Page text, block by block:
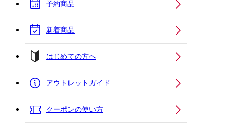
予約商品
新着商品
はじめての方へ
アウトレットガイド
クーポンの使い方